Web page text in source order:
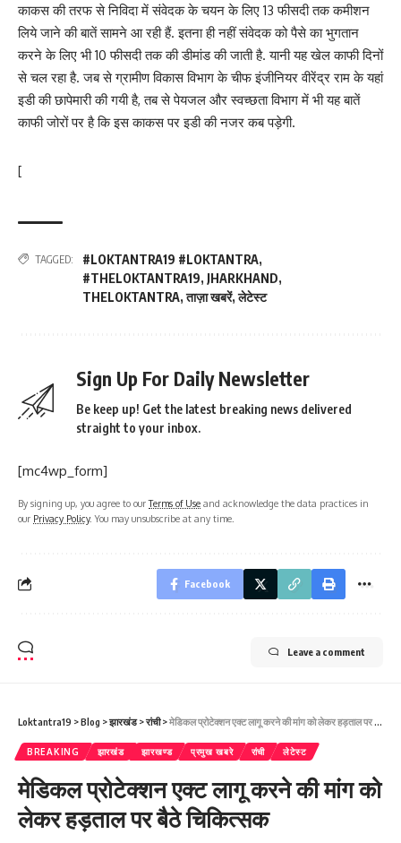
काकस की तरफ से निविदा में संवेदक के चयन के लिए 13 फीसदी तक कमीशन
लिये जाने की बातें सामने आ रही हैं. इतना ही नहीं संवेदक को पैसे का भुगतान
करने के लिए भी 10 फीसदी तक की डीमांड की जाती है. यानी यह खेल काफी दिनों
से चल रहा है. जब से ग्रामीण विकास विभाग के चीफ इंजीनियर वीरेंद्र राम के यहां
इडी की छापेमारी की गयी है, तब से पेयजल और स्वच्छता विभाग में भी यह बातें
काफी जोरों पर है कि इस काकस पर इडी की नजर कब पड़ेगी.
[
TAGGED: #LOKTANTRA19 #LOKTANTRA,
#THELOKTANTRA19, JHARKHAND,
THELOKTANTRA,ताज़ा खबरें,लेटेस्ट
Sign Up For Daily Newsletter
Be keep up! Get the latest breaking news delivered
straight to your inbox.
[mc4wp_form]
By signing up, you agree to ourTerms of Use and acknowledge the data practices in
our Privacy Policy. You may unsubscribe at any time.
Facebook
Leave a comment
Loktantra19 >Blog >झारखंड>रांची>मेडिकल प्रोटेक्शन एक्ट लागू करने की मांग को लेकर हड़ताल पर बैठे चिकित्सक
BREAKING झारखंड झारखण्ड प्रमुख खबरे रांची लेटेस्ट
मेडिकल प्रोटेक्शन एक्ट लागू करने की मांग को
लेकर हड़ताल पर बैठे चिकित्सक